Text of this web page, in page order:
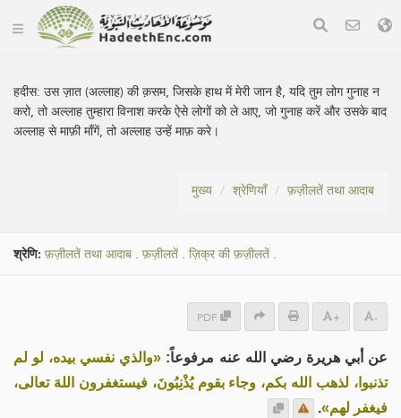
हदीस:उस ज़ात (अल्लाह) की क़सम, जिसके हाथ में मेरी जान है, यदि तुम लोग गुनाह न
करो, तो अल्लाह तुम्हारा विनाश करके ऐसे लोगों को ले आए, जो गुनाह करें और उसके बाद
अल्लाह से माफ़ी माँगें, तो अल्लाह उन्हें माफ़ करे।
मुख्य श्रेणियाँ फ़ज़ीलतें तथा आदाब
श्रेणि: फ़ज़ीलतें तथा आदाब . फ़ज़ीलतें . ज़िक्र की फ़ज़ीलतें .
PDF + -
عن أبي هريرة رضي الله عنه مرفوعاً: «والذي نفسي بيده، لو لم
تذنبوا، لذهب الله بكم، وجاء بقوم يُذْنِبُونَ، فيستغفرون اللهَ تعالى،
فيغفر لهم».